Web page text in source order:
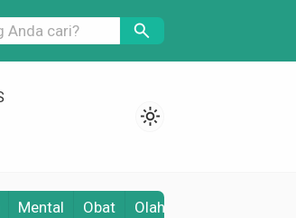
search
light_mode
Mental Obat Olahraga